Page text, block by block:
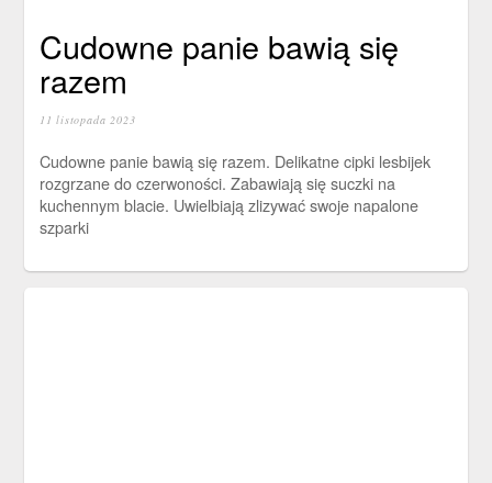
Cudowne panie bawią się
razem
11 listopada 2023
Cudowne panie bawią się razem. Delikatne cipki lesbijek
rozgrzane do czerwoności. Zabawiają się suczki na
kuchennym blacie. Uwielbiają zlizywać swoje napalone
szparki